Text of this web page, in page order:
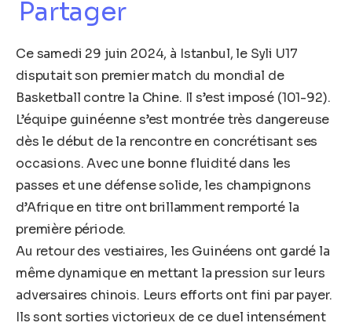
Partager
Ce samedi 29 juin 2024, à Istanbul, le Syli U17
disputait son premier match du mondial de
Basketball contre la Chine. Il s’est imposé (101-92).
L’équipe guinéenne s’est montrée très dangereuse
dès le début de la rencontre en concrétisant ses
occasions. Avec une bonne fluidité dans les
passes et une défense solide, les champignons
d’Afrique en titre ont brillamment remporté la
première période.
Au retour des vestiaires, les Guinéens ont gardé la
même dynamique en mettant la pression sur leurs
adversaires chinois. Leurs efforts ont fini par payer.
Ils sont sorties victorieux de ce duel intensément